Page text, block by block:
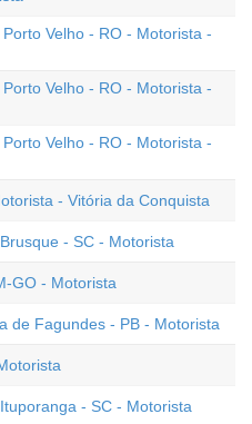
Velho - RO - Motorista -
Velho - RO - Motorista -
Velho - RO - Motorista -
- Vitória da Conquista
- SC - Motorista
GO - Motorista
de Fagundes - PB - Motorista
- SC - Motorista